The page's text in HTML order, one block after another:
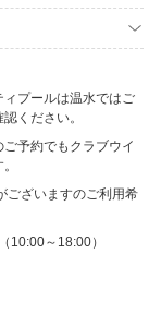
プールは温水ではご
ください。
予約でもクラブウイ
ございますのご利用希
10:00～18:00）